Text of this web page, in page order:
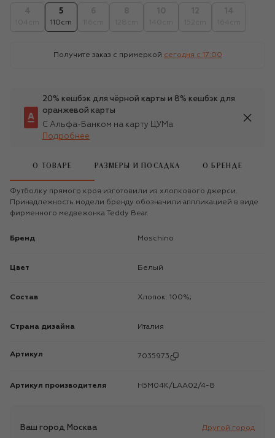
5
110cm
Получите заказ с примеркой сегодня c 17:00
20% кешбэк для чёрной карты и 8% кешбэк для
оранжевой карты
С Альфа-Банком на карту ЦУМа
Подробнее
О ТОВАРЕ РАЗМЕРЫ И ПОСАДКА О БРЕНДЕ
Футболку прямого кроя изготовили из хлопкового джерси.
Принадлежность модели бренду обозначили аппликацией в виде
фирменного медвежонка Teddy Bear.
Бренд Moschino
Цвет Белый
Состав Хлопок: 100%;
Страна дизайна Италия
Артикул 7035973
Артикул производителя H5M04K/LAA02/4-8
Ваш город Москва Другой город